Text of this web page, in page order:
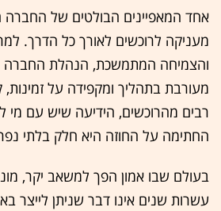
אחד המאפיינים הבולטים של החברה
מעניקה לרוכשים לאורך כל הדרך.
והצמיחה המתמשכת, הנהלת החברה
מעורבת בתהליך ומקפידה על
רבים מהרוכשים, הידיעה שיש עם מי
החתימה על החוזה היא חלק בלתי
בעולם שבו אמון הפך למשאב יקר,
עשרות שנים אינו דבר שניתן לייצר